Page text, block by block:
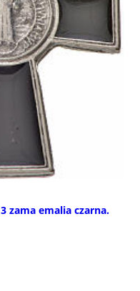
zama emalia czarna.